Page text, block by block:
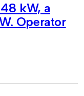
kW, a
Operator